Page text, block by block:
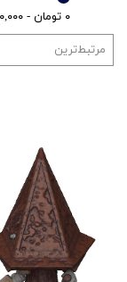
۰ تومان - ۲۵۸,۰۰۰,۰۰۰ تومان
مرتبط‌ترین